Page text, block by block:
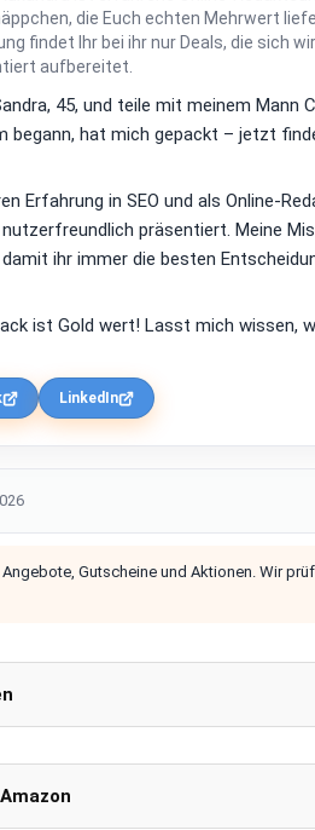
die Euch echten Mehrwert
findet Ihr bei ihr nur Deals, die sich
aufbereitet.
45, und teile mit meinem
begann, hat mich gepackt – jetzt
Erfahrung in SEO und als Online-
präsentiert. Meine
ihr immer die besten
ist Gold wert! Lasst mich wissen,
LinkedIn
Gutscheine und Aktionen. Wir